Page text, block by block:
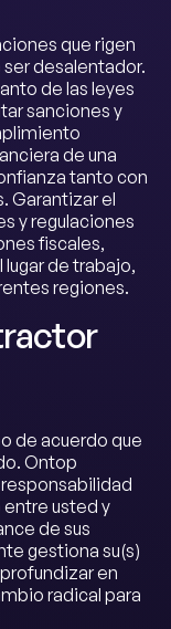
que rigen
desalentador.
de las leyes
sanciones y
de una
tanto con
Garantizar el
y regulaciones
fiscales,
de trabajo,
regiones.
de acuerdo que
Ontop
usted y
de sus
gestiona su(s)
en
radical para